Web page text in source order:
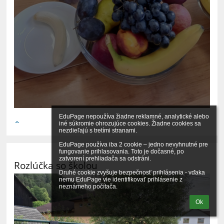
EduPage nepoužíva žiadne reklamné, analytické alebo
iné súkromie ohrozujúce cookies. Žiadne cookies sa
nezdieľajú s tretími stranami.
EduPage používa iba 2 cookie – jedno nevyhnutné pre
fungovanie prihlasovania. Toto je dočasné, po
zatvorení prehliadača sa odstráni.
Druhé cookie zvyšuje bezpečnosť prihlásenia - vďaka
nemu EduPage vie identifikovať prihlásenie z
neznámeho počítača.
Ok
Rozlúčka so školou